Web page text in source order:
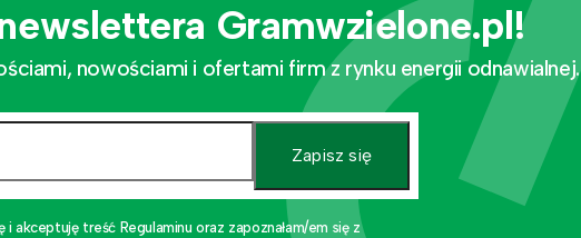
Gramwzielone.pl!
nowościami i ofertami firm z rynku energii odnawialnej.
Zapisz się
i akceptuję treść Regulaminu oraz zapoznałam/em się z